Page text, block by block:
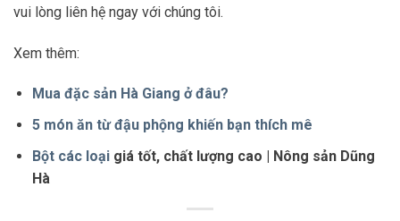
vui lòng liên hệ ngay với chúng tôi.
Xem thêm:
Mua đặc sản Hà Giang ở đâu?
5 món ăn từ đậu phộng khiến bạn thích mê
Bột các loạigiá tốt, chất lượng cao | Nông sản Dũng
Hà